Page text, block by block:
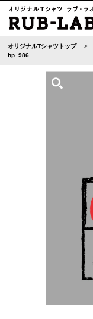
オリジナルTシャツトップ
hp_986